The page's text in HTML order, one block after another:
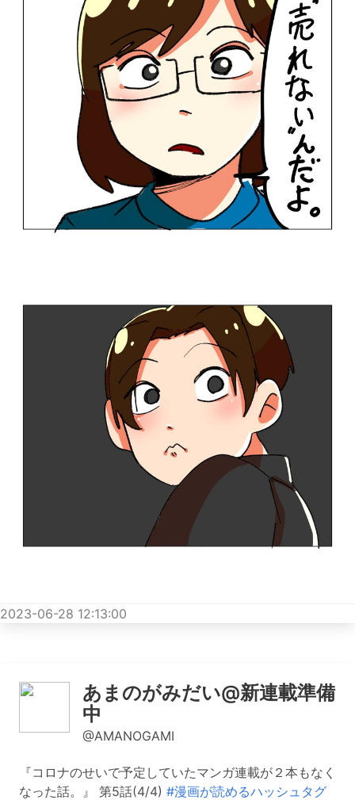
2023-06-28 12:13:00
あまのがみだい@新連載準備
中
@AMANOGAMI
『コロナのせいで予定していたマンガ連載が２本もなく
なった話。』 第5話(4/4) #漫画が読めるハッシュタグ